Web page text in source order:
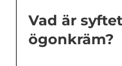
Vad är
ögonkräm?